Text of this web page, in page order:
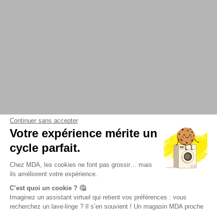
Continuer sans accepter
Votre expérience mérite un
cycle parfait.
Chez MDA, les cookies ne font pas grossir… mais
ils améliorent votre expérience.
C’est quoi un cookie ? 🤔
Imaginez un assistant virtuel qui retient vos préférences : vous
recherchez un lave-linge ? Il s’en souvient ! Un magasin MDA proche